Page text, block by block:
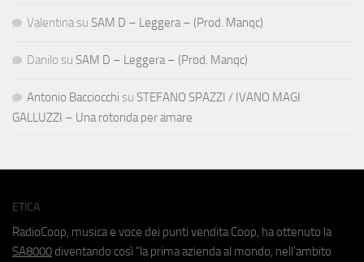
Valentina su SAM D – Leggera – (Prod. Manqc)
Danilo su SAM D – Leggera – (Prod. Manqc)
Antonio Bacciocchi su STEFANO SPAZZI / IVANO MAGI
GALLUZZI – Una rotonda per amare
ETICA
RadioCoop, musica e voce dei punti vendita Coop, ha ottenuto la
SA8000 diventando così "la prima azienda al mondo, nell'ambito